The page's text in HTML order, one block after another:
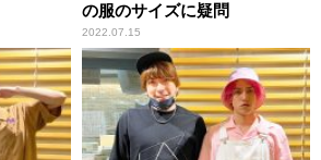
の服のサイズに疑問
2022.07.15